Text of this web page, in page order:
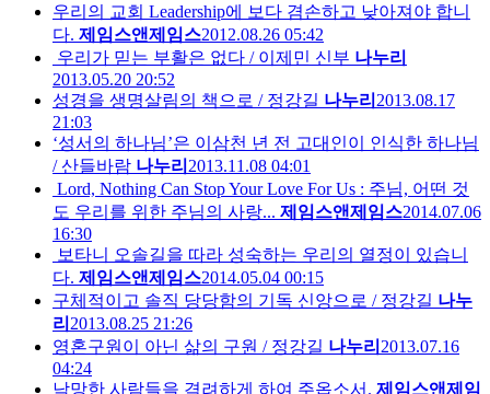
우리의 교회 Leadership에 보다 겸손하고 낮아져야 합니
다. 제임스앤제임스2012.08.26 05:42
우리가 믿는 부활은 없다 / 이제민 신부 나누리
2013.05.20 20:52
성경을 생명살림의 책으로 / 정강길 나누리 2013.08.17
21:03
‘성서의 하나님’은 이삼천 년 전 고대인이 인식한 하나님
/ 산들바람 나누리 2013.11.08 04:01
Lord, Nothing Can Stop Your Love For Us : 주님, 어떤 것
도 우리를 위한 주님의 사랑... 제임스앤제임스2014.07.06
16:30
보타니 오솔길을 따라 성숙하는 우리의 열정이 있습니
다. 제임스앤제임스2014.05.04 00:15
구체적이고 솔직 당당함의 기독 신앙으로 / 정강길 나누
리 2013.08.25 21:26
영혼구원이 아닌 삶의 구원 / 정강길 나누리 2013.07.16
04:24
낙망한 사람들을 격려하게 하여 주옵소서. 제임스앤제임